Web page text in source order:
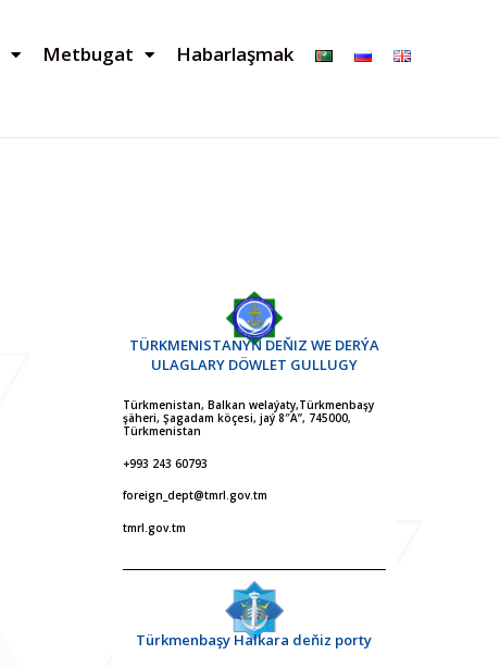
Metbugat Habarlaşmak
TÜRKMENISTANYŇ DEŇIZ WE DERÝA
ULAGLARY DÖWLET GULLUGY
Türkmenistan, Balkan welaýaty,Türkmenbaşy
şäheri, Şagadam köçesi, jaý 8″A”, 745000,
Türkmenistan
+993 243 60793
foreign_dept@tmrl.gov.tm
tmrl.gov.tm
Türkmenbaşy Halkara deňiz porty